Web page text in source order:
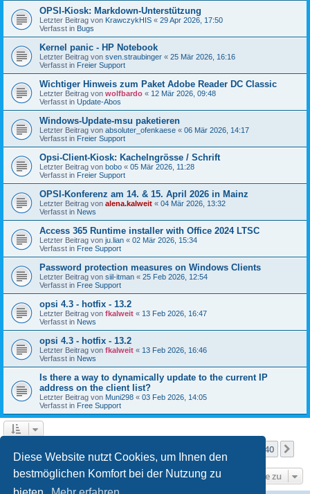
Diese Website nutzt Cookies, um Ihnen den
bestmöglichen Komfort bei der Nutzung zu
OPSI-Kiosk: Markdown-Unterstützung
Letzter Beitrag von KrawczykHIS « 29 Apr 2026, 17:50
Verfasst in Bugs
Kernel panic - HP Notebook
Letzter Beitrag von sven.straubinger « 25 Mär 2026, 16:16
Verfasst in Freier Support
Wichtiger Hinweis zum Paket Adobe Reader DC Classic
Letzter Beitrag von wolfbardo « 12 Mär 2026, 09:48
Verfasst in Update-Abos
Windows-Update-msu paketieren
Letzter Beitrag von absoluter_ofenkaese « 06 Mär 2026, 14:17
Verfasst in Freier Support
Opsi-Client-Kiosk: Kachelngrösse / Schrift
Letzter Beitrag von bobo « 05 Mär 2026, 11:28
Verfasst in Freier Support
OPSI-Konferenz am 14. & 15. April 2026 in Mainz
Letzter Beitrag von alena.kalweit « 04 Mär 2026, 13:32
Verfasst in News
Access 365 Runtime installer with Office 2024 LTSC
Letzter Beitrag von ju.lian « 02 Mär 2026, 15:34
Verfasst in Free Support
Password protection measures on Windows Clients
Letzter Beitrag von siil-itman « 25 Feb 2026, 12:54
Verfasst in Free Support
opsi 4.3 - hotfix - 13.2
Letzter Beitrag von fkalweit « 13 Feb 2026, 16:47
Verfasst in News
opsi 4.3 - hotfix - 13.2
Letzter Beitrag von fkalweit « 13 Feb 2026, 16:46
Verfasst in News
Is there a way to dynamically update to the current IP
address on the client list?
Letzter Beitrag von Muni298 « 03 Feb 2026, 14:05
Verfasst in Free Support
40
Gehe zu